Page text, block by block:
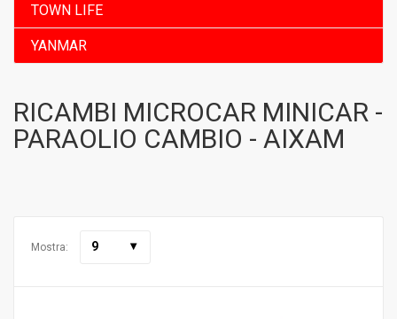
TOWN LIFE
YANMAR
RICAMBI MICROCAR MINICAR -
PARAOLIO CAMBIO - AIXAM
Mostra: 9